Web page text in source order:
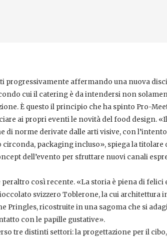
progressivamente affermando una nuova
cui il catering è da intendersi non
È questo il principio che ha spinto Pro-
ai propri eventi le novità del food design. «Il
di norme derivate dalle arti visive, con
packaging incluso», spiega la titolare
dell’evento per sfruttare nuovi canali
così recente. «La storia è piena di felici
svizzero Toblerone, la cui architettura
Pringles, ricostruite in una sagoma che si
con le papille gustative».
tre distinti settori: la progettazione per il